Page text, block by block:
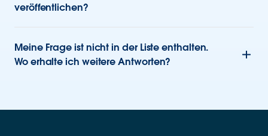
veröffentlichen?
Meine Frage ist nicht in der Liste enthalten.
Wo erhalte ich weitere Antworten?